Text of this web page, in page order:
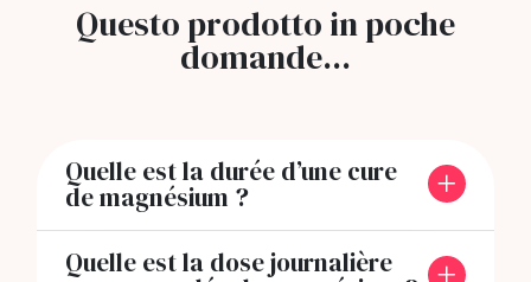
Questo prodotto in poche
domande...
Quelle est la durée d’une cure
de magnésium ?
Quelle est la dose journalière